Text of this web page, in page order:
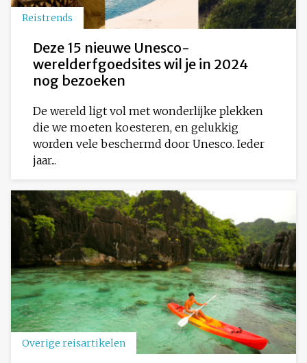
Reistrends
Deze 15 nieuwe Unesco-
werelderfgoedsites wil je in 2024
nog bezoeken
De wereld ligt vol met wonderlijke plekken
die we moeten koesteren, en gelukkig
worden vele beschermd door Unesco. Ieder
jaar...
Overige reisartikelen